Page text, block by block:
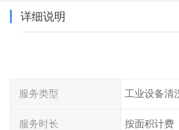
详细说明
服务类型
服务时长 按面积计费